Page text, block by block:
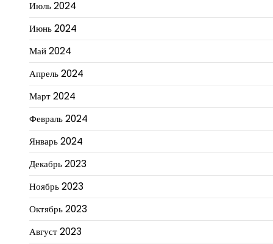
Июль 2024
Июнь 2024
Май 2024
Апрель 2024
Март 2024
Февраль 2024
Январь 2024
Декабрь 2023
Ноябрь 2023
Октябрь 2023
Август 2023